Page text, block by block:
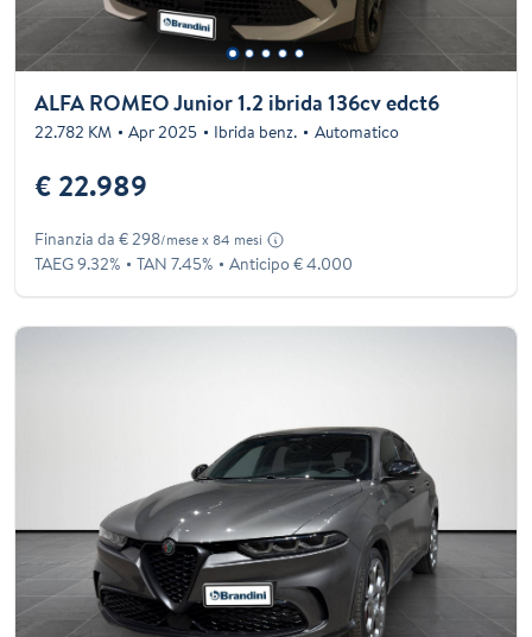
ALFA ROMEO Junior 1.2 ibrida 136cv edct6
22.782 KM Apr 2025 Ibrida benz. Automatico
€ 22.989
Finanzia da € 298/mese x 84 mesi
TAEG 9.32% TAN 7.45% Anticipo € 4.000